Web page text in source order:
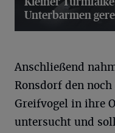
Unterbarmen
Anschließend
Ronsdorf den
Greifvogel in ihre
untersucht und